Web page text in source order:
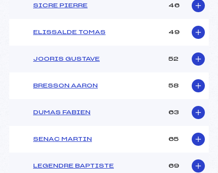
SICRE PIERRE 46
ELISSALDE TOMAS 49
JOORIS GUSTAVE 52
BRESSON AARON 58
DUMAS FABIEN 63
SENAC MARTIN 65
LEGENDRE BAPTISTE 69